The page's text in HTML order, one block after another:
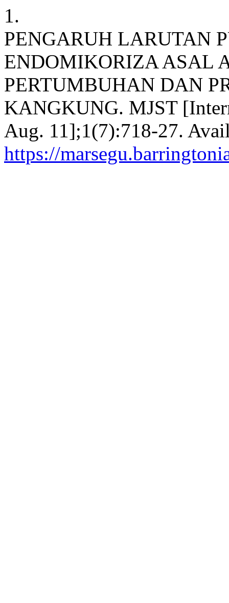
1.
PENGARUH LARUTAN
ENDOMIKORIZA ASAL
PERTUMBUHAN DAN
KANGKUNG. MJST
Aug. 11];1(7):718-27.
https://